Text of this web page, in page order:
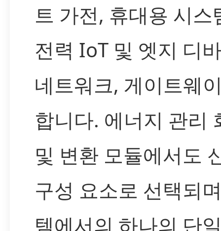
트 가전, 휴대용 시스
전력 IoT 및 엣지 디
네트워크, 게이트웨
합니다. 에너지 관리
및 변환 모듈에서도
구성 요소로 선택되
템에서의 하나의 단